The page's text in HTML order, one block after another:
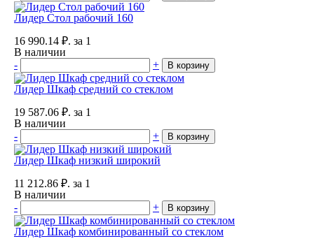
Лидер Стол рабочий 160
16 990.14 ₽. за 1
В наличии
-
+ В корзину
Лидер Шкаф средний со стеклом
19 587.06 ₽. за 1
В наличии
-
+ В корзину
Лидер Шкаф низкий широкий
11 212.86 ₽. за 1
В наличии
-
+ В корзину
Лидер Шкаф комбинированный со стеклом